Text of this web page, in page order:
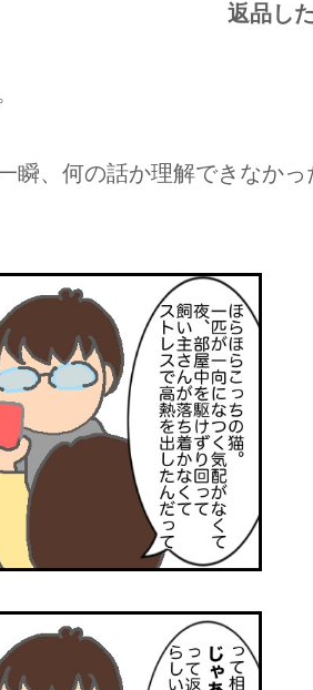
返品し
瞬、何の話か理解できなか